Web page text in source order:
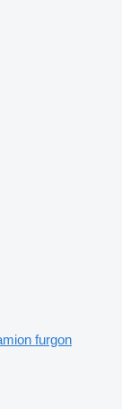
furgon